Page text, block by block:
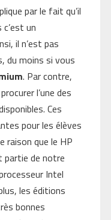
par le fait qu’il
un
il n’est pas
du moins si vous
. Par contre,
l’une des
Ces
pour les élèves
raison que le HP
partie de notre
Intel
les éditions
bonnes